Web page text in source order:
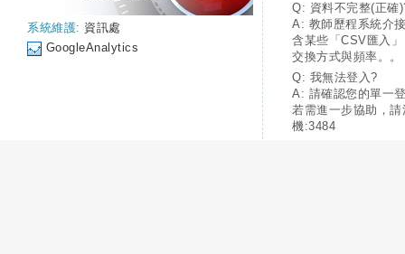
系統維護: 資訊處
GoogleAnalytics
Q: 資料不完整(正確
A: 教師歷程系統介
含某些「CSV匯入
交換方式與頻率。。
Q: 我無法登入?
A: 請確認您的單一
若需進一步協助，
機:3484